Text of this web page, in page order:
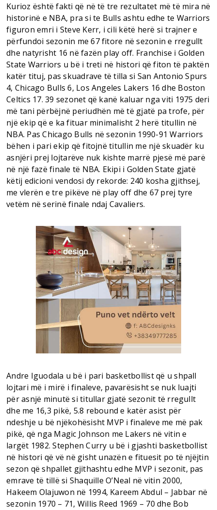
Kurioz është fakti që në të tre rezultatet më të mira në
historinë e NBA, pra si te Bulls ashtu edhe te Warriors
figuron emri i Steve Kerr, i cili këtë herë si trajner e
përfundoi sezonin me 67 fitore në sezonin e rregullt
dhe natyrisht 16 në fazën play off. Franchise i Golden
State Warriors u bë i treti në histori që fiton të paktën
katër tituj, pas skuadrave të tilla si San Antonio Spurs
4, Chicago Bulls 6, Los Angeles Lakers 16 dhe Boston
Celtics 17. 39 sezonet që kanë kaluar nga viti 1975 deri
më tani përbëjnë periudhën më të gjatë pa trofe, për
një ekip që e ka fituar minimalisht 2 herë titullin në
NBA. Pas Chicago Bulls në sezonin 1990-91 Warriors
bëhen i pari ekip që fitojnë titullin me një skuadër ku
asnjëri prej lojtarëve nuk kishte marrë pjesë më parë
në një fazë finale të NBA. Ekipi i Golden State gjatë
këtij edicioni vendosi dy rekorde: 240 kosha gjithsej,
me vlerën e tre pikëve në play off dhe 67 prej tyre
vetëm në serinë finale ndaj Cavaliers.
Andre Iguodala u bë i pari basketbollist që u shpall
lojtari më i mirë i finaleve, pavarësisht se nuk luajti
për asnjë minutë si titullar gjatë sezonit të rregullt
dhe me 16,3 pikë, 5.8 rebound e katër asist për
ndeshje u bë njëkohësisht MVP i finaleve me më pak
pikë, që nga Magic Johnson me Lakers në vitin e
largët 1982. Stephen Curry u bë i gjashti basketbollist
në histori që vë në gisht unazën e fituesit po të njëjtin
sezon që shpallet gjithashtu edhe MVP i sezonit, pas
emrave të tillë si Shaquille O’Neal në vitin 2000,
Hakeem Olajuwon në 1994, Kareem Abdul – Jabbar në
sezonin 1970 – 71, Willis Reed 1969 – 70 dhe Bob